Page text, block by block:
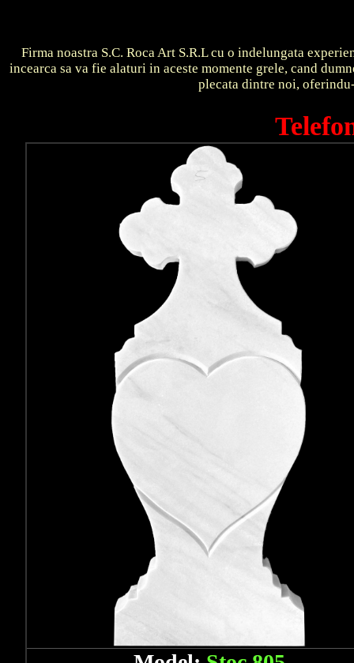
Firma noastra S.C. Roca Art S.R.L cu o indelungata
incearca sa va fie alaturi in aceste momente grele, cand
plecata dintre noi,